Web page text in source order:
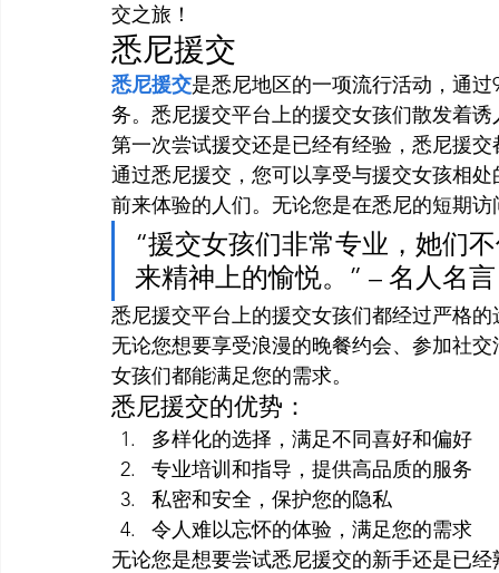
交之旅！
悉尼援交
悉尼援交是悉尼地区的一项流行活动，通
务。悉尼援交平台上的援交女孩们散发着
第一次尝试援交还是已经有经验，悉尼援
通过悉尼援交，您可以享受与援交女孩相
前来体验的人们。无论您是在悉尼的短期
“援交女孩们非常专业，她们
来精神上的愉悦。” – 名人名言
悉尼援交平台上的援交女孩们都经过严格
无论您想要享受浪漫的晚餐约会、参加社
女孩们都能满足您的需求。
悉尼援交的优势：
多样化的选择，满足不同喜好和偏好
专业培训和指导，提供高品质的服务
私密和安全，保护您的隐私
令人难以忘怀的体验，满足您的需求
无论您是想要尝试悉尼援交的新手还是已